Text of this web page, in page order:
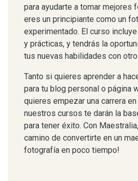
para ayudarte a tomar mejores
eres un principiante como un
experimentado. El curso
y prácticas, y tendrás la
tus nuevas habilidades con
Tanto si quieres aprender a
para tu blog personal o página
quieres empezar una carrera
nuestros cursos te darán la
para tener éxito. Con
camino de convertirte en un
fotografía en poco tiempo!